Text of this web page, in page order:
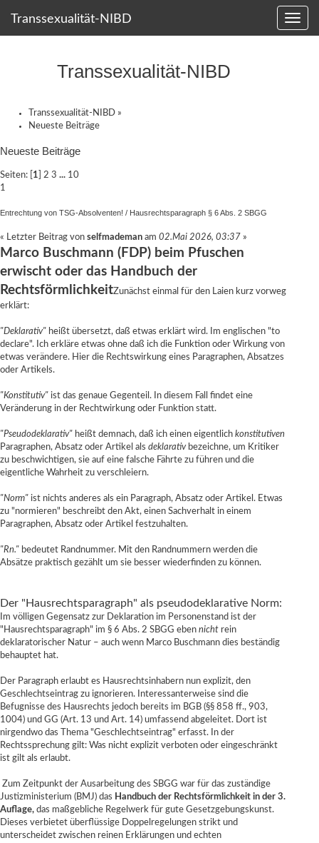
Transsexualität-NIBD
Transsexualität-NIBD
Transsexualität-NIBD »
Neueste Beiträge
Neueste Beiträge
Seiten: [ 1 2 3 ... 10
1
Entrechtung von TSG-Absolventen! / Hausrechtsparagraph § 6 Abs. 2 SBGG
« Letzter Beitrag von selfmademan am 02.Mai 2026, 03:37 »
Marco Buschmann (FDP) beim Pfuschen
erwischt oder das Handbuch der
RechtsförmlichkeitZunächst einmal für den Laien kurz vorweg
erklärt:
"Deklarativ" heißt übersetzt, daß etwas erklärt wird. Im englischen "to
declare". Ich erkläre etwas ohne daß ich die Funktion oder Wirkung von
etwas verändere. Hier die Rechtswirkung eines Paragraphen, Absatzes
oder Artikels.
"Konstitutiv" ist das genaue Gegenteil. In diesem Fall findet eine
Veränderung in der Rechtwirkung oder Funktion statt.
"Pseudodeklarativ" heißt demnach, daß ich einen eigentlich konstitutiven
Paragraphen, Absatz oder Artikel als deklarativbezeichne, um Kritiker
zu beschwichtigen, sie auf eine falsche Fährte zu führen und die
eigentliche Wahrheit zu verschleiern.
"Norm" ist nichts anderes als ein Paragraph, Absatz oder Artikel. Etwas
zu "normieren" beschreibt den Akt, einen Sachverhalt in einem
Paragraphen, Absatz oder Artikel festzuhalten.
"Rn." bedeutet Randnummer. Mit den Randnummern werden die
Absätze praktisch gezählt um sie besser wiederfinden zu können.
Der "Hausrechtsparagraph" als pseudodeklarative Norm:
Im völligen Gegensatz zur Deklaration im Personenstand ist der
"Hausrechtsparagraph" im § 6 Abs. 2 SBGG eben nicht rein
deklaratorischer Natur – auch wenn Marco Buschmann dies beständig
behauptet hat.
Der Paragraph erlaubt es Hausrechtsinhabern nun explizit, den
Geschlechtseintrag zu ignorieren. Interessanterweise sind die
Befugnisse des Hausrechts jedoch bereits im BGB (§§ 858 ff., 903,
1004) und GG (Art. 13 und Art. 14) umfassend abgeleitet. Dort ist
nirgendwo das Thema "Geschlechtseintrag" erfasst. In der
Rechtssprechung gilt: Was nicht explizit verboten oder eingeschränkt
ist gilt als erlaubt.
Zum Zeitpunkt der Ausarbeitung des SBGG war für das zuständige
Justizministerium (BMJ) das Handbuch der Rechtsförmlichkeit in der 3.
Auflage, das maßgebliche Regelwerk für gute Gesetzgebungskunst.
Dieses verbietet überflüssige Doppelregelungen strikt und
unterscheidet zwischen reinen Erklärungen und echten